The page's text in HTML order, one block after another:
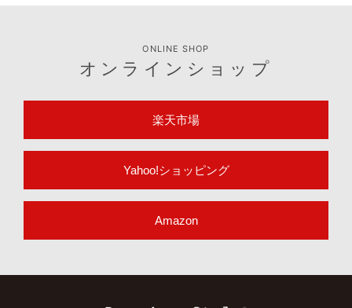
ONLINE SHOP
オンラインショップ
楽天市場
Yahoo!ショッピング
Amazon